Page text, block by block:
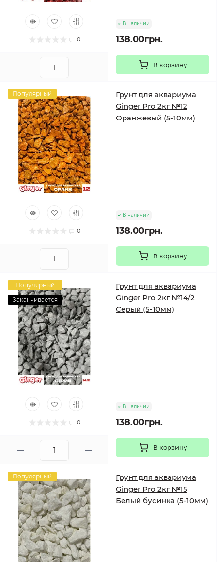
0
В наличии
138.00грн.
В корзину
Популярный
0
Грунт для аквариума
Ginger Pro 2кг №12
Оранжевый (5-10мм)
В наличии
138.00грн.
В корзину
Популярный
Заканчивается
0
Грунт для аквариума
Ginger Pro 2кг №14/2
Серый (5-10мм)
В наличии
138.00грн.
В корзину
Популярный
Грунт для аквариума
Ginger Pro 2кг №15
Белый бусинка (5-10мм)